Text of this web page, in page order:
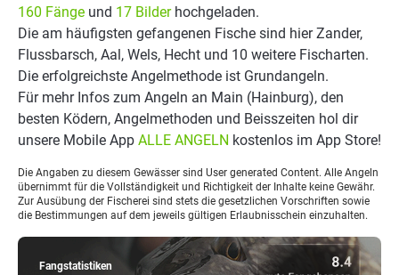
Fangstatistiken
160 Fänge und 17 Bilderhochgeladen.
Die am häufigsten gefangenen Fische sind hier Zander,
Flussbarsch, Aal, Wels, Hecht und 10 weitere Fischarten.
Die erfolgreichste Angelmethode ist Grundangeln.
Für mehr Infos zum Angeln an Main (Hainburg), den
besten Ködern, Angelmethoden und Beisszeiten hol dir
unsere Mobile App ALLE ANGELN kostenlos im App Store!
Die Angaben zu diesem Gewässer sind User generated Content. Alle Angeln
übernimmt für die Vollständigkeit und Richtigkeit der Inhalte keine Gewähr.
Zur Ausübung der Fischerei sind stets die gesetzlichen Vorschriften sowie
die Bestimmungen auf dem jeweils gültigen Erlaubnisschein einzuhalten.